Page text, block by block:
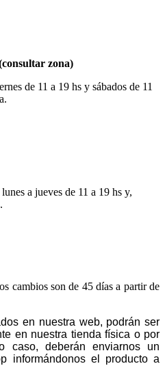
zona)
de 11 a 19 hs y sábados de 11
a jueves de 11 a 19 hs y,
cambios son de 45 días a partir de
en nuestra web, podrán ser
en nuestra tienda física o por
caso, deberán enviarnos un
informándonos el producto a